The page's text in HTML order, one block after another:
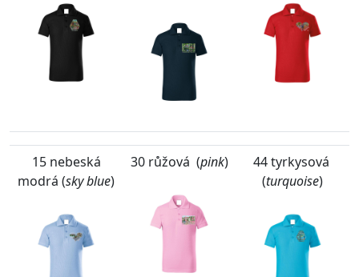
15 nebeská
modrá (sky blue)
30 růžová (pink)
44 tyrkysová
(turquoise)